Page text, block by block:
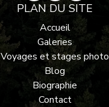
PLAN DU SITE
Accueil
Galeries
Voyages et stages photo
Blog
Biographie
Contact